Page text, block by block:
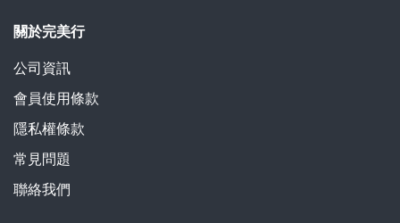
關於完美行
公司資訊
會員使用條款
隱私權條款
常見問題
聯絡我們